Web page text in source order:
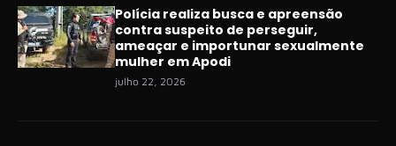
Polícia realiza busca e apreensão
contra suspeito de perseguir,
ameaçar e importunar sexualmente
mulher em Apodi
julho 22, 2026